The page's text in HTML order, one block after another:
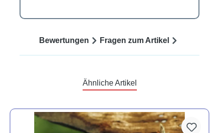
Bewertungen Fragen zum Artikel
Ähnliche Artikel